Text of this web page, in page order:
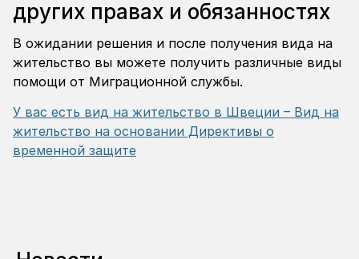
других правах и обязанностях
В ожидании решения и после получения вида на
жительство вы можете получить различные виды
помощи от Миграционной службы.
У вас есть вид на жительство в Швеции – Вид на
жительство на основании Директивы о
временной защите